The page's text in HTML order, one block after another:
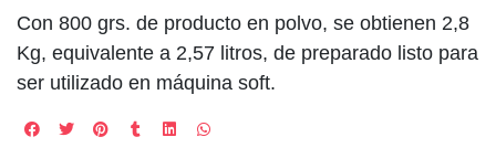
Con 800 grs. de producto en polvo, se obtienen 2,8
Kg, equivalente a 2,57 litros, de preparado listo para
ser utilizado en máquina soft.